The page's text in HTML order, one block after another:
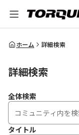
全体検索
ホーム 詳細検索
詳細検索
全体検索
タイトル